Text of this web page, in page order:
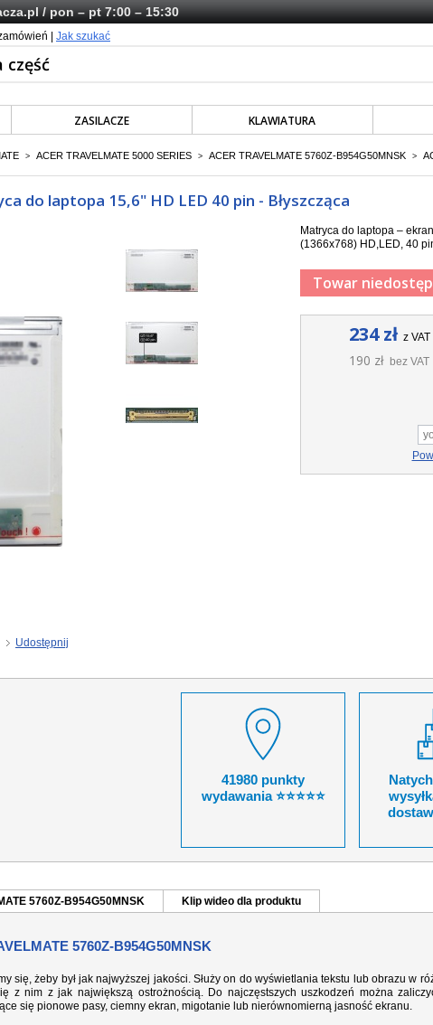
/ pon – pt 7:00 – 15:30
| Jak szukać
ZASILACZE KLAWIATURA
> ACER TRAVELMATE 5000 SERIES > ACER TRAVELMATE 5760Z-B954G50MNSK >
do laptopa 15,6" HD LED 40 pin - Błyszcząca
Matryca do laptopa –
(1366x768) HD,LED, 40
Towar
234 zł z VAT
190 zł bez VAT
Udostępnij
41980 punkty
wydawania ⭐⭐⭐⭐⭐
5760Z-B954G50MNSK Klip wideo dla produktu
5760Z-B954G50MNSK
się, żeby był jak najwyższej jakości. Służy on do wyświetlania tekstu lub obrazu w
z nim z jak największą ostrożnością. Do najczęstszych uszkodzeń można
się pionowe pasy, ciemny ekran, migotanie lub nierównomierną jasność ekranu.